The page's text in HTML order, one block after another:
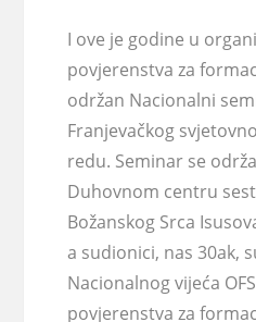
I ove je godine u
povjerenstva za
održan Nacionalni
Franjevačkog
redu. Seminar se
Duhovnom centru
Božanskog Srca
a sudionici, nas 30ak,
Nacionalnog vijeća
povjerenstva za